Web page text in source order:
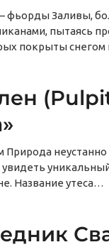
фьорды Заливы,
пытаясь
покрыты
Природа
Название утеса…